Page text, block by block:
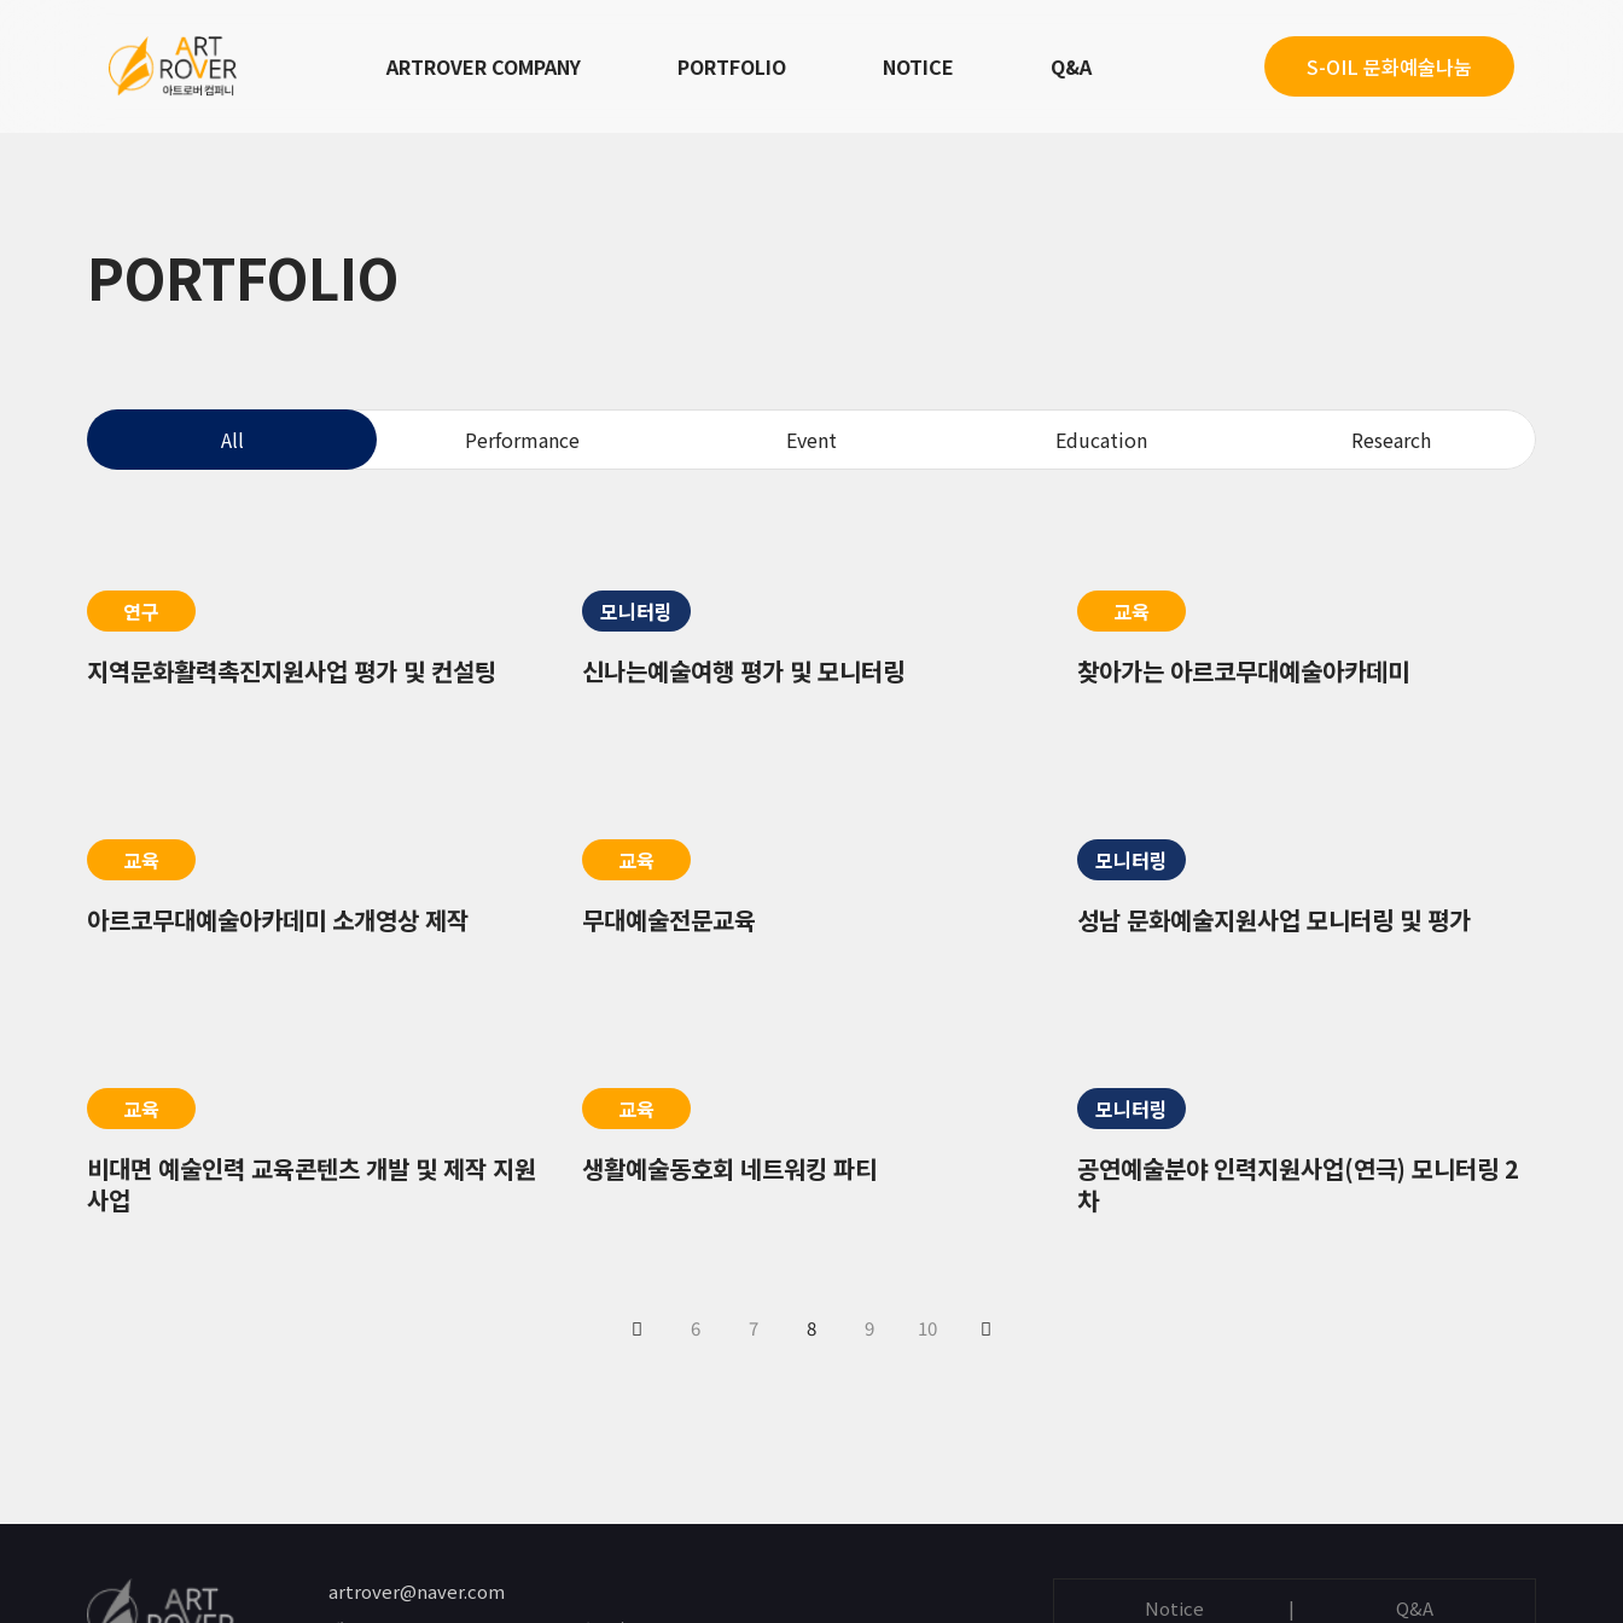
ARTROVER COMPANY PORTFOLIO NOTICE Q&A S-OIL 문화예술나눔
PORTFOLIO
All Performance Event Education Research
연구
지역문화활력촉진지원사업 평가 및 컨설팅
모니터링
신나는예술여행 평가 및 모니터링
교육
찾아가는 아르코무대예술아카데미
교육
아르코무대예술아카데미 소개영상 제작
교육
무대예술전문교육
모니터링
성남 문화예술지원사업 모니터링 및 평가
교육
비대면 예술인력 교육콘텐츠 개발 및 제작 지원
사업
교육
생활예술동호회 네트워킹 파티
모니터링
공연예술분야 인력지원사업(연극) 모니터링 2
차
6 7 8 9 10
Notice Q&A
artrover@naver.com